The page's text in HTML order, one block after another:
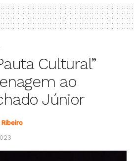
Cultural”
ao
Júnior